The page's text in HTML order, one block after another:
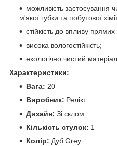
можливість застосування
м'якої губки та побутової
стійкість до впливу
висока вологостійкість;
екологічно чистий
Характеристики:
Вага: 20
Виробник: Релікт
Дизайн: Зі склом
Кількість стулок: 1
Колір: Дуб Grey